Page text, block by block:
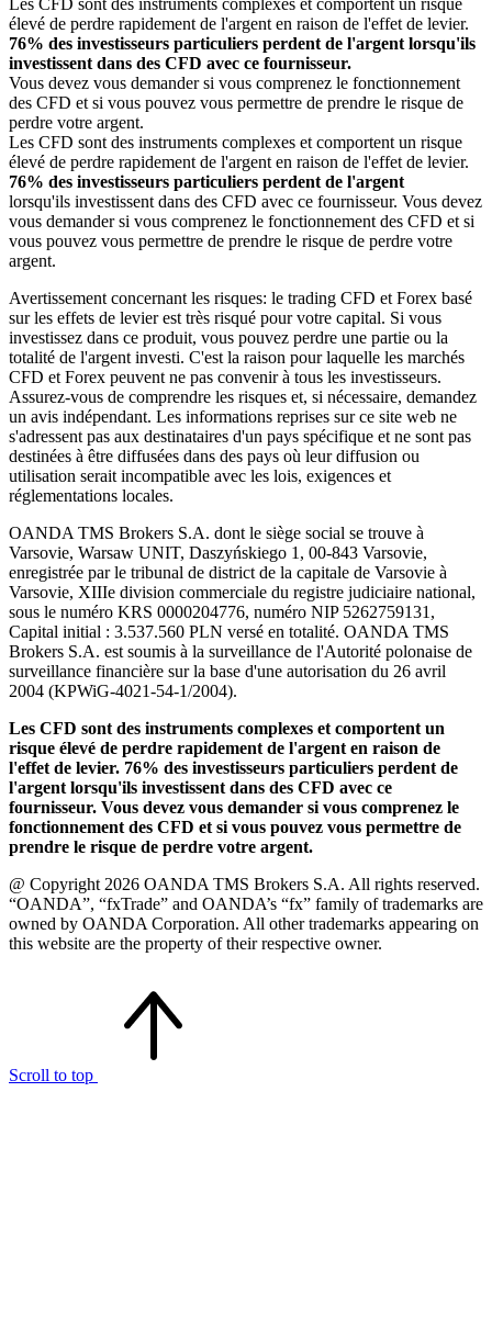
élevé de perdre rapidement de l'argent en raison de l'effet de levier.
76% des investisseurs particuliers perdent de l'argent lorsqu'ils
investissent dans des CFD avec ce fournisseur.
Vous devez vous demander si vous comprenez le fonctionnement
des CFD et si vous pouvez vous permettre de prendre le risque de
perdre votre argent.
Les CFD sont des instruments complexes et comportent un risque
élevé de perdre rapidement de l'argent en raison de l'effet de levier.
76% des investisseurs particuliers perdent de l'argent
lorsqu'ils investissent dans des CFD avec ce fournisseur. Vous devez
vous demander si vous comprenez le fonctionnement des CFD et si
vous pouvez vous permettre de prendre le risque de perdre votre
argent.
Avertissement concernant les risques: le trading CFD et Forex basé
sur les effets de levier est très risqué pour votre capital. Si vous
investissez dans ce produit, vous pouvez perdre une partie ou la
totalité de l'argent investi. C'est la raison pour laquelle les marchés
CFD et Forex peuvent ne pas convenir à tous les investisseurs.
Assurez-vous de comprendre les risques et, si nécessaire, demandez
un avis indépendant. Les informations reprises sur ce site web ne
s'adressent pas aux destinataires d'un pays spécifique et ne sont pas
destinées à être diffusées dans des pays où leur diffusion ou
utilisation serait incompatible avec les lois, exigences et
réglementations locales.
OANDA TMS Brokers S.A. dont le siège social se trouve à
Varsovie, Warsaw UNIT, Daszyńskiego 1, 00-843 Varsovie,
enregistrée par le tribunal de district de la capitale de Varsovie à
Varsovie, XIIIe division commerciale du registre judiciaire national,
sous le numéro KRS 0000204776, numéro NIP 5262759131,
Capital initial : 3.537.560 PLN versé en totalité. OANDA TMS
Brokers S.A. est soumis à la surveillance de l'Autorité polonaise de
surveillance financière sur la base d'une autorisation du 26 avril
2004 (KPWiG-4021-54-1/2004).
Les CFD sont des instruments complexes et comportent un
risque élevé de perdre rapidement de l'argent en raison de
l'effet de levier. 76% des investisseurs particuliers perdent de
l'argent lorsqu'ils investissent dans des CFD avec ce
fournisseur. Vous devez vous demander si vous comprenez le
fonctionnement des CFD et si vous pouvez vous permettre de
prendre le risque de perdre votre argent.
@ Copyright 2026 OANDA TMS Brokers S.A. All rights reserved.
“OANDA”, “fxTrade” and OANDA’s “fx” family of trademarks are
owned by OANDA Corporation. All other trademarks appearing on
this website are the property of their respective owner.
Scroll to top